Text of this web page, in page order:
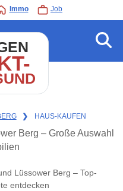
Immo Job
❯ HAUS-KAUFEN
Berg – Große Auswahl
Lüssower Berg – Top-
entdecken